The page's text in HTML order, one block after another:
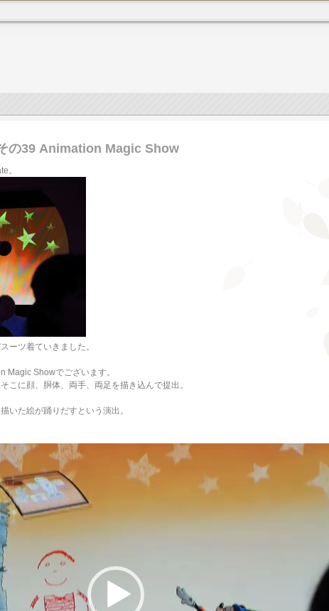
の39 Animation Magic Show
。
ーツ着ていきました。
Magic Showでございます。
こに顔、胴体、両手、両足を描き込んで提出。
いた絵が踊りだすという演出。